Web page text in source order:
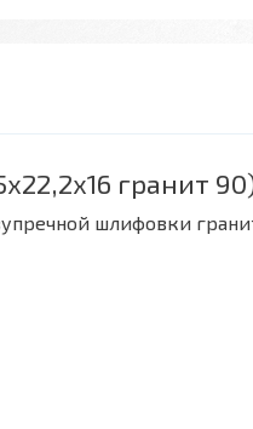
гранит
шлифовки